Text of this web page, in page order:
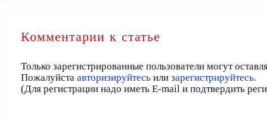
Комментарии к статье
Только зарегистрированные пользователи могут
Пожалуйста авторизируйтесьили зарегистрируйтесь.
(Для регистрации надо иметь E-mail и подтвердить